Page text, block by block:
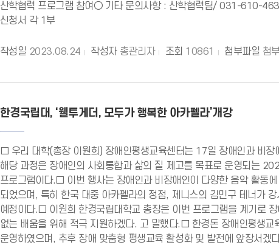
산학협력 프로그램 참여○ 기타 문의사항 : 산학협력팀/ 031-610-
신청서 각 1부
작성일 2023.08.24 작성자 총관리자 조회 10861 첨부파일 첨
한경국립대, ‘웰투게더, 모두가 행복한 아카펠라’개강
□ 우리 대학(총장 이원희) 장애인평생교육센터는 17일 장애인과 비
해당 과정은 장애인의 사회통합과 삶의 질 제고를 목표로 운영되는
프로그램이다.□ 이번 행사는 장애인과 비장애인이 다양한 음악 활동
되었으며, 특히 한국 대중 아카펠라의 정점, 제니스의 김민구 테너가
예정이다.□ 이원희 한경국립대학교 총장은 이번 프로그램을 계기로
없는 배움을 위해 적극 지원하겠다. 고 말했다.□ 한경돈 장애인평생
운영하였으며, 추후 장애 맞춤형 평생교육 활성화 및 발전에 앞장서겠